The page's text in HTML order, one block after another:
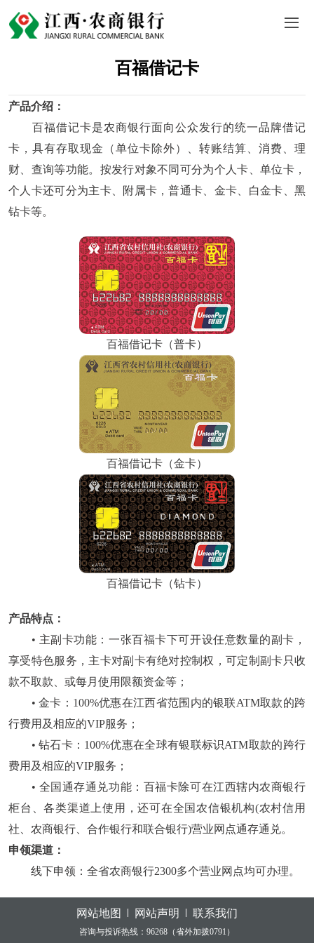
百福借记卡
产品介绍：
百福借记卡是农商银行面向公众发行的统一品牌借记
卡，具有存取现金（单位卡除外）、转账结算、消费、理
财、查询等功能。按发行对象不同可分为个人卡、单位卡，
个人卡还可分为主卡、附属卡，普通卡、金卡、白金卡、黑
钻卡等。
百福借记卡（普卡）
百福借记卡（金卡）
百福借记卡（钻卡）
产品特点：
• 主副卡功能：一张百福卡下可开设任意数量的副卡，
享受特色服务，主卡对副卡有绝对控制权，可定制副卡只收
款不取款、或每月使用限额资金等；
• 金卡：100%优惠在江西省范围内的银联ATM取款的跨
行费用及相应的VIP服务；
• 钻石卡：100%优惠在全球有银联标识ATM取款的跨行
费用及相应的VIP服务；
• 全国通存通兑功能：百福卡除可在江西辖内农商银行
柜台、各类渠道上使用，还可在全国农信银机构(农村信用
社、农商银行、合作银行和联合银行)营业网点通存通兑。
申领渠道：
线下申领：全省农商银行2300多个营业网点均可办理。
网站地图 网站声明 联系我们
咨询与投诉热线：96268（省外加拨0791）